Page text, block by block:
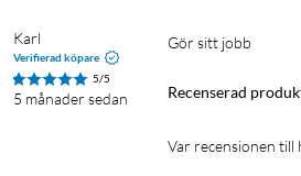
iPad-modeller
iPad Pro 13 tum (M4)
iPad Pro 12,9 tum (första, andra,
Karl
Verifierad köpare
5/5
5 månader sedan
Gör sitt jobb
Recenserad
Var recensionen till